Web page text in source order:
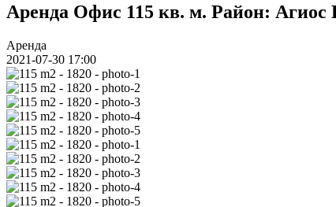
Аренда Офис 115 кв. м. Район: Агиос
Аренда
2021-07-30 17:00